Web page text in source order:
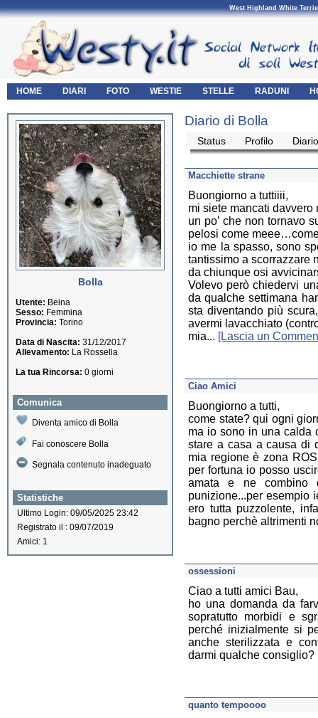
West Highland White
HOME DIARI FOTO WESTIE STELLE RADUNI
Bolla
Utente: Beina
Sesso: Femmina
Provincia: Torino
Data di Nascita: 31/12/2017
Allevamento: La Rossella
La tua Rincorsa: 0 giorni
Comunica
Diventa amico di Bolla
Fai conoscere Bolla
Segnala contenuto inadeguato
Statistiche
Ultimo Login: 09/05/2025 23:42
Registrato il : 09/07/2019
Amici: 1
Diario di Bolla
Status Profilo Diario
Macchiette strane
Buongiorno a tuttiiii,
mi siete mancati davvero
un po’ che non tornavo
pelosi come
io me la spasso, sono
tantissimo a scorrazzare
da chiunque osi
Volevo però chiedervi
da qualche settimana
sta diventando più
avermi lavacchiato
mia... [Lascia un
Ciao Amici
Buongiorno a tutti,
come state? qui ogni
ma io sono in una calda
stare a casa a causa di
mia regione è zona
per fortuna io posso
amata e ne
punizione...per esempio
ero tutta puzzolente,
bagno perchè altrimenti
ossessioni
Ciao a tutti amici Bau,
ho una domanda da
sopratutto morbidi e
perché inizialmente si
anche sterilizzata e
darmi qualche consiglio?
quanto tempoooo